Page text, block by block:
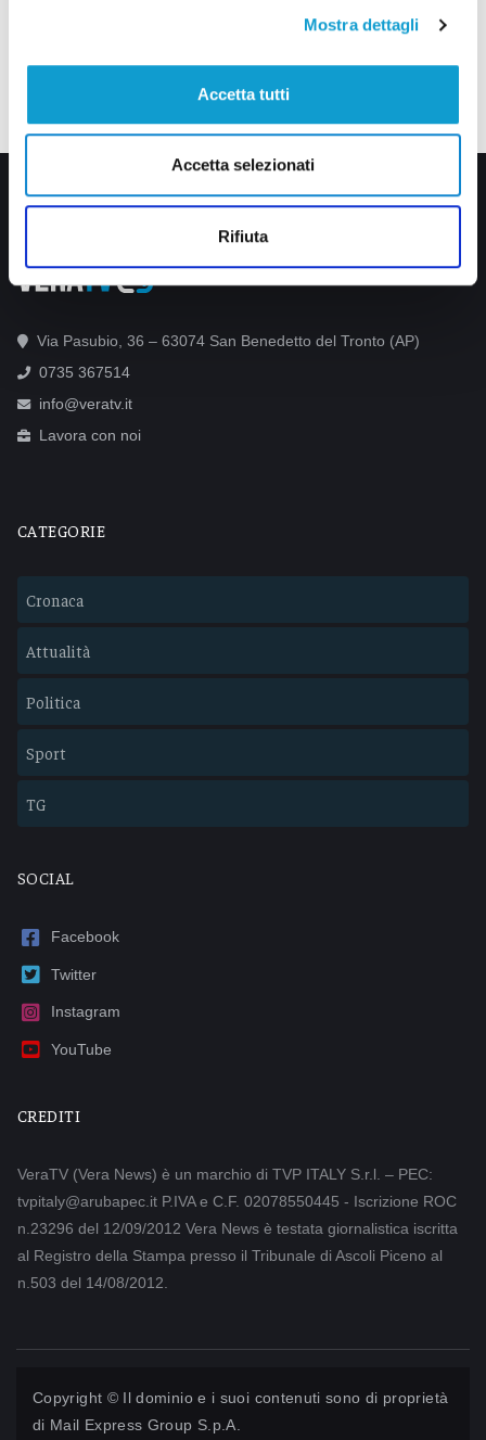
Mostra dettagli
Accetta tutti
Accetta selezionati
Rifiuta
Via Pasubio, 36 – 63074 San Benedetto del Tronto (AP)
0735 367514
info@veratv.it
Lavora con noi
CATEGORIE
Cronaca
Attualità
Politica
Sport
TG
SOCIAL
Facebook
Twitter
Instagram
YouTube
CREDITI
VeraTV (Vera News) è un marchio di TVP ITALY S.r.l. – PEC:
tvpitaly@arubapec.it P.IVA e C.F. 02078550445 - Iscrizione ROC
n.23296 del 12/09/2012 Vera News è testata giornalistica iscritta
al Registro della Stampa presso il Tribunale di Ascoli Piceno al
n.503 del 14/08/2012.
Copyright © Il dominio e i suoi contenuti sono di proprietà
di Mail Express Group S.p.A.